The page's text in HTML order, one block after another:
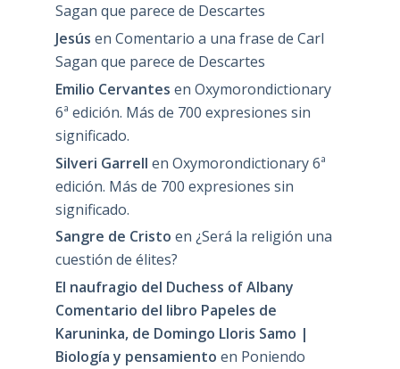
Sagan que parece de Descartes
Jesús en Comentario a una frase de Carl
Sagan que parece de Descartes
Emilio Cervantes en Oxymorondictionary
6ª edición. Más de 700 expresiones sin
significado.
Silveri Garrell en Oxymorondictionary 6ª
edición. Más de 700 expresiones sin
significado.
Sangre de Cristo en ¿Será la religión una
cuestión de élites?
El naufragio del Duchess of Albany
Comentario del libro Papeles de
Karuninka, de Domingo Lloris Samo |
Biología y pensamiento en Poniendo